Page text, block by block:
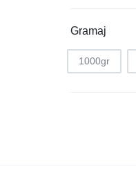
Gramaj
1000gr